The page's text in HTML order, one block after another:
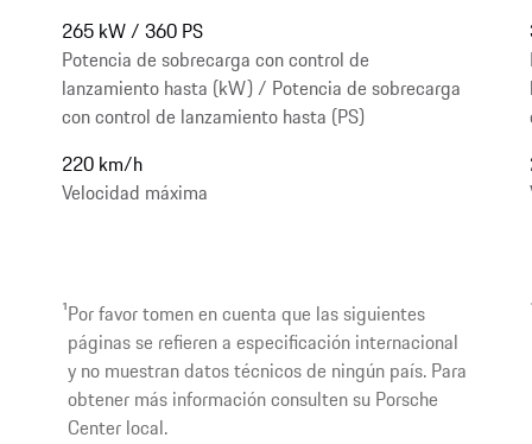
265 kW / 360 PS
Potencia de sobrecarga con control de
lanzamiento hasta (kW) / Potencia de sobrecarga
con control de lanzamiento hasta (PS)
220 km/h
Velocidad máxima
1Por favor tomen en cuenta que las siguientes
páginas se refieren a especificación internacional
y no muestran datos técnicos de ningún país. Para
obtener más información consulten su Porsche
Center local.